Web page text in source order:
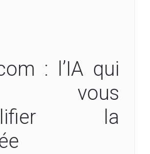
: l’IA qui
vous
la